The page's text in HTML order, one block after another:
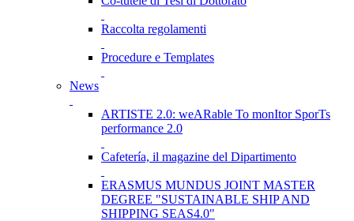
Raccolta regolamenti
Procedure e Templates
News
ARTISTE 2.0: weARable To monItor SporTs
performance 2.0
Cafetería, il magazine del Dipartimento
ERASMUS MUNDUS JOINT MASTER
DEGREE "SUSTAINABLE SHIP AND
SHIPPING SEAS4.0"